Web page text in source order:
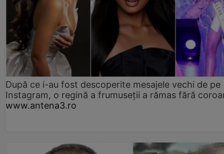
După ce i-au fost descoperite mesajele vechi de pe
Instagram, o regină a frumuseții a rămas fără
www.antena3.ro